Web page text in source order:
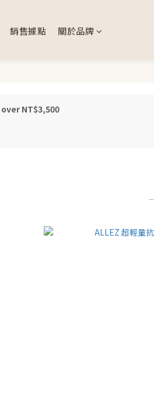
銷售據點 關於品牌
NT$3,500